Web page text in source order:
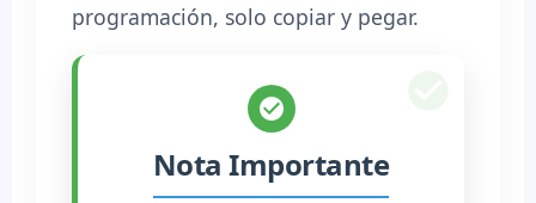
programación, solo copiar y pegar.
Nota Importante